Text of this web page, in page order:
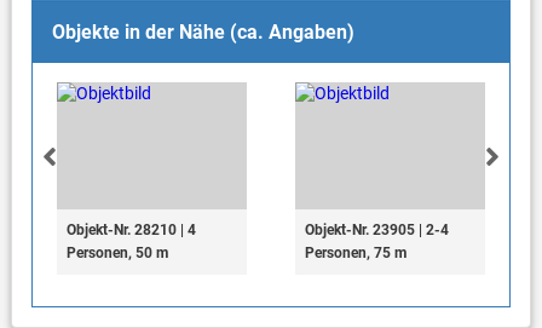
Objekte in der Nähe (ca. Angaben)
Objekt-Nr. 28210 | 4
Personen, 50 m
Objekt-Nr. 23905 | 2-4
Personen, 75 m